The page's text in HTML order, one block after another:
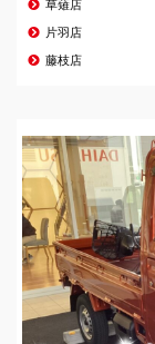
草薙店
片羽店
藤枝店